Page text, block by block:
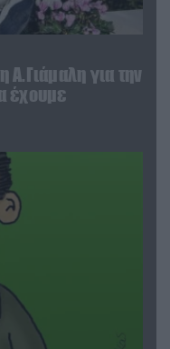
Α.Γιάμαλη για την
έχουμε